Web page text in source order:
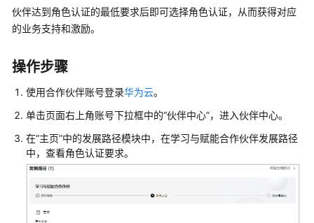
成
合
作
伙
合
作
伙
伴
发
展
伙伴达到角色认证的最低要求后即可选择角色认证，从而获得对应
的业务支持和激励。
操作步骤
使用合作伙伴账号登录华为云。
单击页面右上角账号下拉框中的“伙伴中心”，进入伙伴中心。
在“主页”中的发展路径模块中，在学习与赋能合作伙伴发展路径
中，查看角色认证要求。